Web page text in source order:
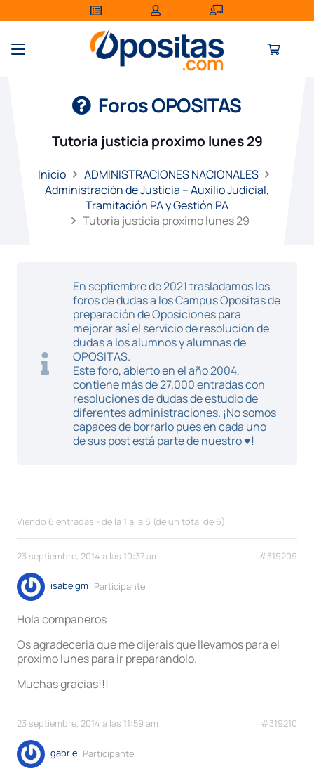
Foros OPOSITAS
Tutoria justicia proximo lunes 29
Inicio
ADMINISTRACIONES NACIONALES
Administración de Justicia – Auxilio Judicial,
Tramitación PA y Gestión PA
Tutoria justicia proximo lunes 29
En septiembre de 2021 trasladamos los
foros de dudas a los Campus Opositas de
preparación de Oposiciones para
mejorar así el servicio de resolución de
dudas a los alumnos y alumnas de
OPOSITAS.
Este foro, abierto en el año 2004,
contiene más de 27.000 entradas con
resoluciones de dudas de estudio de
diferentes administraciones. ¡No somos
capaces de borrarlo pues en cada uno
de sus post está parte de nuestro ♥!
Viendo 6 entradas - de la 1 a la 6 (de un total de 6)
23 septiembre, 2014 a las 10:37 am #319209
isabelgm Participante
Hola companeros
Os agradeceria que me dijerais que llevamos para el
proximo lunes para ir preparandolo.
Muchas gracias!!!
23 septiembre, 2014 a las 11:59 am #319210
gabrie Participante